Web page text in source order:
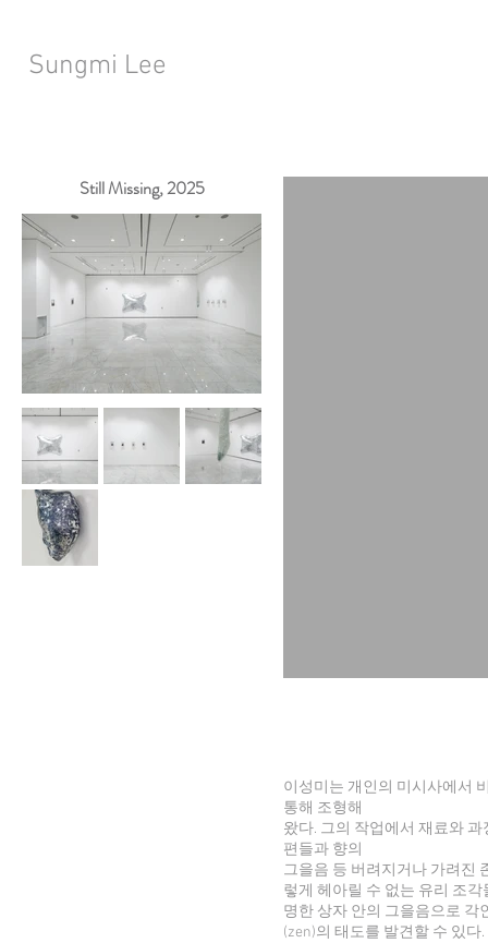
Sungmi Lee
Still Missing, 2025
이성미는 개인의 미시사에서
통해 조형해
왔다. 그의 작업에서 재료와
편들과 향의
그을음 등 버려지거나 가려진
렇게 헤아릴 수 없는 유리 조
명한 상자 안의 그을음으로 각
(zen)의 태도를 발견할 수 있